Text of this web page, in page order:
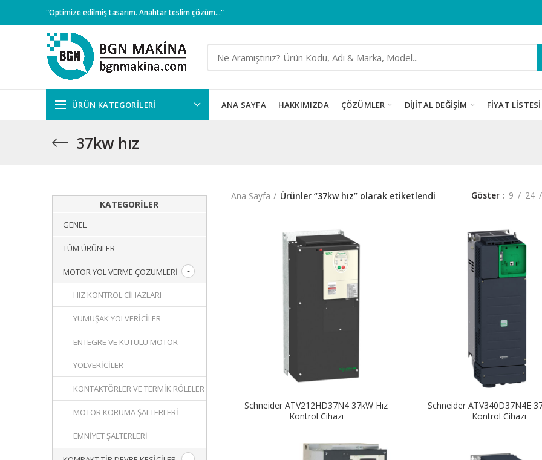
"Optimize edilmiş tasarım. Anahtar teslim çözüm..."
ÜRÜN KATEGORILERI ANA SAYFA HAKKIMIZDA ÇÖZÜMLER DIJITAL DEĞIŞIM FIYAT LISTESI
37kw hız
KATEGORILER
GENEL
TÜM ÜRÜNLER
MOTOR YOL VERME ÇÖZÜMLERI
HIZ KONTROL CIHAZLARI
YUMUŞAK YOLVERICILER
ENTEGRE VE KUTULU MOTOR
YOLVERICILER
KONTAKTÖRLER VE TERMIK RÖLELER
MOTOR KORUMA ŞALTERLERI
EMNIYET ŞALTERLERI
Ana Sayfa Ürünler “37kw hız” olarak etiketlendi Göster 9 24
Schneider ATV212HD37N4 37kW Hız
Kontrol Cihazı
Schneider ATV340D37N4E
Kontrol Cihazı